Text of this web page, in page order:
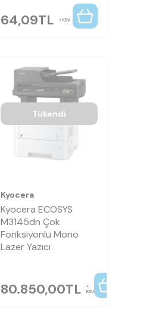
64,09TL KDV
Tükendi
Kyocera
Kyocera ECOSYS
M3145dn Çok
Fonksiyonlu Mono
Lazer Yazıcı
80.850,00TL KDV